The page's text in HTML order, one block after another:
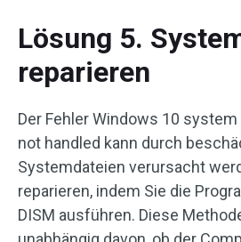
Lösung 5.
reparieren
Der Fehler Windows 10
not handled kann durch
Systemdateien verursacht
reparieren, indem Sie die
DISM ausführen. Diese